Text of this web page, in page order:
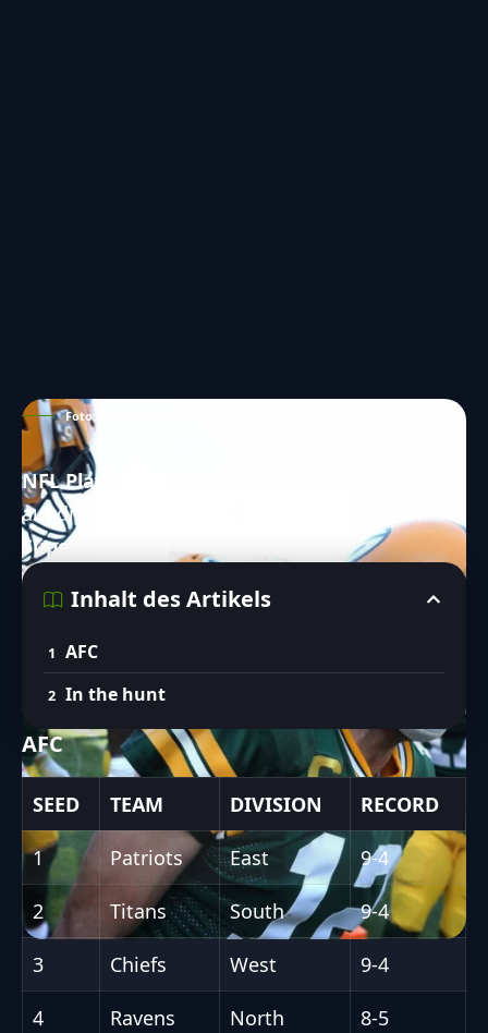
Foto: IMAGO / ZUMA Wire
NFL Playoff Picture
auf die Teams, die sich ihre Chance auf den
Super Bowl
sichern wollen.
Inhalt des Artikels
AFC
In the hunt
AFC
SEED TEAM DIVISION RECORD
1 Patriots East 9-4
2 Titans South 9-4
3 Chiefs West 9-4
4 Ravens North 8-5